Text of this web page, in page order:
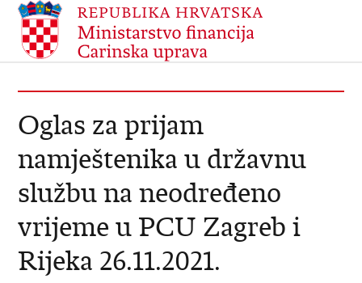
Oglas za prijam
namještenika u državnu
službu na neodređeno
vrijeme u PCU Zagreb i
Rijeka 26.11.2021.